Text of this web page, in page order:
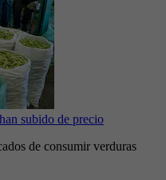
subido de precio
de consumir verduras